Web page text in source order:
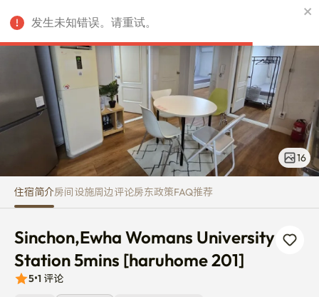
Sinchon,Ewha Womans
16
住宿简介房间设施周边评论房东政策FAQ推荐
Sinchon,Ewha Womans University
Station 5mins [haruhome 201]
5•1 评论
发生未知错误。请重试。